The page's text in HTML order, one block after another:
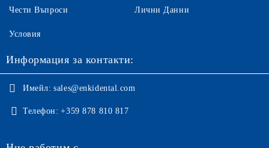
Чести Въпроси Лични Данни
Условия
Информация за контакти:
Имейл: sales@enkidental.com
Телефон: +359 878 810 817